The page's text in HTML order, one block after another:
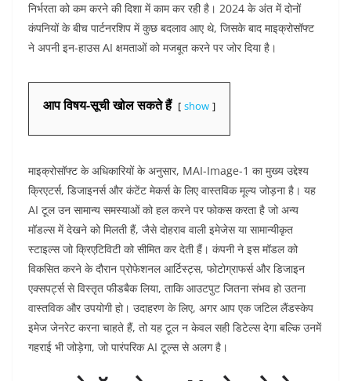
निर्भरता को कम करने की दिशा में काम कर रही है। 2024 के अंत में दोनों
कंपनियों के बीच पार्टनरशिप में कुछ बदलाव आए थे, जिसके बाद माइक्रोसॉफ्ट
ने अपनी इन-हाउस AI क्षमताओं को मजबूत करने पर जोर दिया है।
आप विषय-सूची खोल सकते हैं show
माइक्रोसॉफ्ट के अधिकारियों के अनुसार, MAI-Image-1 का मुख्य उद्देश्य
क्रिएटर्स, डिजाइनर्स और कंटेंट मेकर्स के लिए वास्तविक मूल्य जोड़ना है। यह
AI टूल उन सामान्य समस्याओं को हल करने पर फोकस करता है जो अन्य
मॉडल्स में देखने को मिलती हैं, जैसे दोहराव वाली इमेजेस या सामान्यीकृत
स्टाइल्स जो क्रिएटिविटी को सीमित कर देती हैं। कंपनी ने इस मॉडल को
विकसित करने के दौरान प्रोफेशनल आर्टिस्ट्स, फोटोग्राफर्स और डिजाइन
एक्सपर्ट्स से विस्तृत फीडबैक लिया, ताकि आउटपुट जितना संभव हो उतना
वास्तविक और उपयोगी हो। उदाहरण के लिए, अगर आप एक जटिल लैंडस्केप
इमेज जेनरेट करना चाहते हैं, तो यह टूल न केवल सही डिटेल्स देगा बल्कि उनमें
गहराई भी जोड़ेगा, जो पारंपरिक AI टूल्स से अलग है।